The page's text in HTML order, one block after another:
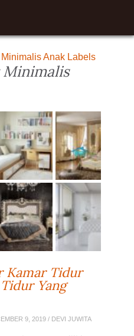
Anak Labels
Kamar Tidur
Yang
9, 2019 / DEVI JUWITA